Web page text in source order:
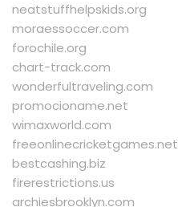
neatstuffhelpskids.org
moraessoccer.com
forochile.org
chart-track.com
wonderfultraveling.com
promocioname.net
wimaxworld.com
freeonlinecricketgames.net
bestcashing.biz
firerestrictions.us
archiesbrooklyn.com